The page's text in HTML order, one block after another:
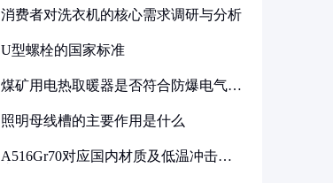
消费者对洗衣机的核心需求调研与分析
U型螺栓的国家标准
煤矿用电热取暖器是否符合防爆电气设
照明母线槽的主要作用是什么
A516Gr70对应国内材质及低温冲击要